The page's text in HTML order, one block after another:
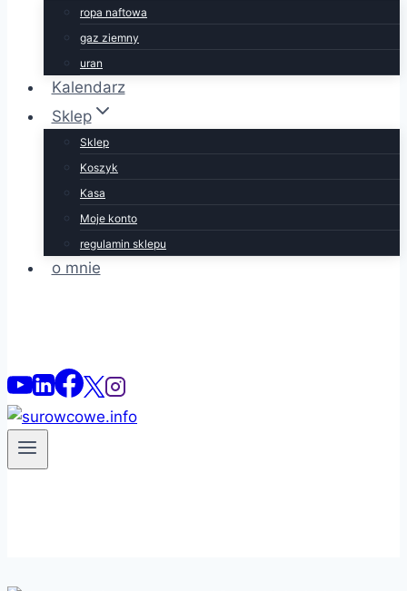
ropa naftowa
gaz ziemny
uran
Kalendarz
Sklep
Sklep
Koszyk
Kasa
Moje konto
regulamin sklepu
o mnie